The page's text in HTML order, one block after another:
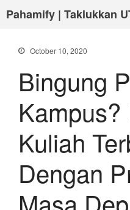
Pahamify | Taklukkan
October 10, 2020
Bingung
Kuliah
Dengan
Masa